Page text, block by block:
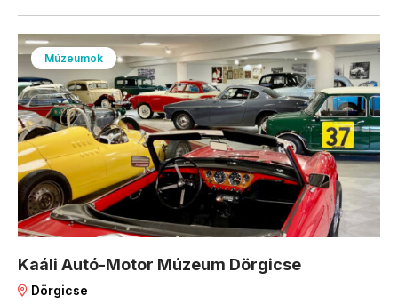
Múzeumok
Kaáli Autó-Motor Múzeum Dörgicse
Dörgicse